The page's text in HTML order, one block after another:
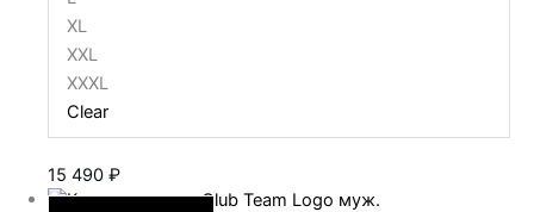
XL
XXL
XXXL
Clear
15 490 ₽